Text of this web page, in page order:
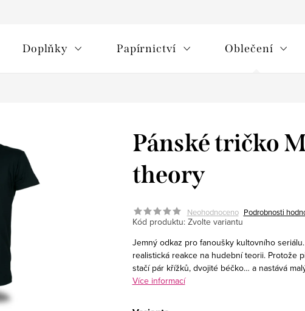
Doplňky Papírnictví Oblečení
Pánské tričko
theory
Neohodnoceno Podrobnosti
Kód produktu: Zvolte variantu
Jemný odkaz pro fanoušky kultovního
realistická reakce na hudební teorii. Protože
stačí pár křížků, dvojité béčko… a nastává
Více informací